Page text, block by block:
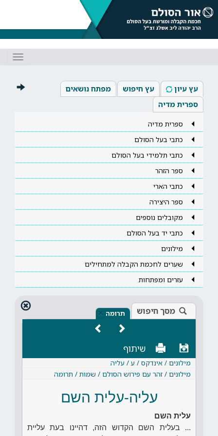
עץ עיון עץ חיפוש
מפתח נושאים
ספרית מדיה
ספרית מדיה
כתבי בעל הסולם
כתבי תלמידי בעל הסולם
ספר הזהר
כתבי הארי
ספר היצירה
מקובלים נוספים
כתבי יד בעל הסולם
מילונים
שערים לחכמת הקבלה למתחילים
עזרים ומפתחות
מסך חיפוש תרומה ×
שיתוף
מילונים / אינדקס / ע / עליה
מילונים / זהר עם פירוש הסולם / שמות / תרומה
עליה-עלית השם
עלית השם
... בעלית השם הקדוש הזה, דהיינו בעת עליית